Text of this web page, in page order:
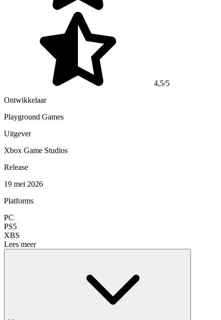
4,5/5
Ontwikkelaar
Playground Games
Uitgever
Xbox Game Studios
Release
19 mei 2026
Platforms
PC
PS5
XBS
Lees meer